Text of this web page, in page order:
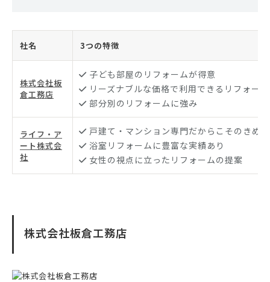
社名 3つの特徴
株式会社板
倉工務店
子ども部屋のリフォームが得意
リーズナブルな価格で利用できるリフォー
部分別のリフォームに強み
ライフ・ア
ート株式会
社
戸建て・マンション専門だからこそのきめ
浴室リフォームに豊富な実績あり
女性の視点に立ったリフォームの提案
株式会社板倉工務店